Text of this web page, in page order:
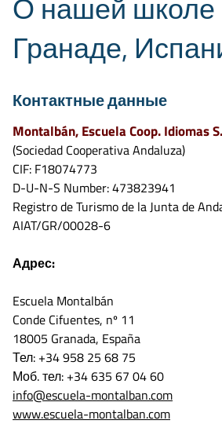
Гранаде,
Контактные данные
Montalbán, Escuela Coop. Idiomas
(Sociedad Cooperativa Andaluza)
CIF: F18074773
D-U-N-S Number: 473823941
Registro de Turismo de la Junta de
AIAT/GR/00028-6
Адрес:
Escuela Montalbán
Conde Cifuentes, nº 11
18005 Granada, España
Тел: +34 958 25 68 75
Моб. тел: +34 635 67 04 60
info@escuela-montalban.com
www.escuela-montalban.com